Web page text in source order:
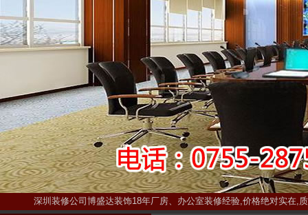
深圳装修公司博盛达装饰18年厂房、办公室装修经验,价格绝对实在,